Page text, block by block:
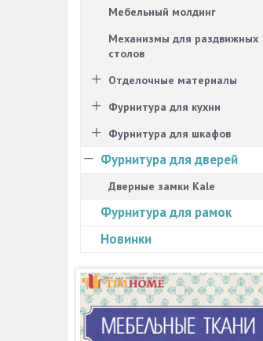
Мебельный молдинг
Механизмы для раздвижных
столов
Отделочные материалы
Фурнитура для кухни
Фурнитура для шкафов
Фурнитура для дверей
Дверные замки Kale
Фурнитура для рамок
Новинки